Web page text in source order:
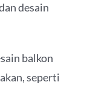
desain
balkon
seperti